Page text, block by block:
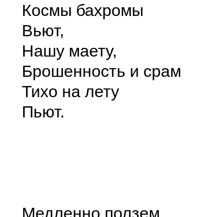
Космы бахромы
Вьют,
Нашу маету,
Брошенность и срам
Тихо на лету
Пьют.
Медленно ползем,